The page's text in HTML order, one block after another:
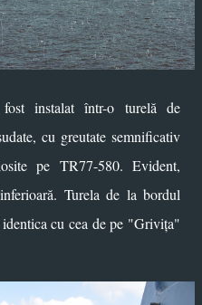
instalat într-o turelă de
cu greutate semnificativ
pe TR77-580. Evident,
Turela de la bordul
cu cea de pe "Grivița"